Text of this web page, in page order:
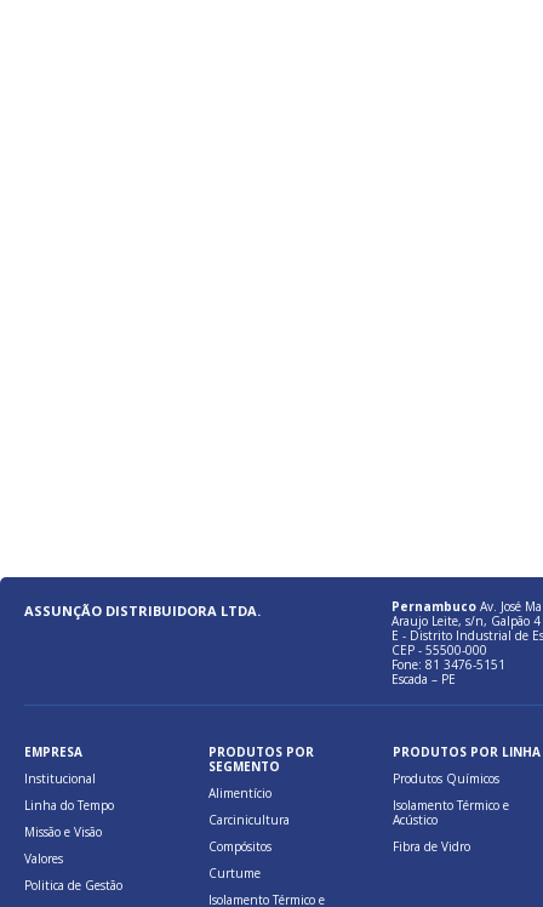
ASSUNÇÃO DISTRIBUIDORA LTDA. Pernambuco Av. José
Araujo Leite, s/n, Galpão 4
E - Distrito Industrial de
CEP - 55500-000
Fone: 81 3476-5151
Escada – PE
EMPRESA
Institucional
Linha do Tempo
Missão e Visão
Valores
Politica de Gestão
PRODUTOS POR
SEGMENTO
Alimentício
Carcinicultura
Compósitos
Curtume
Isolamento Térmico e
PRODUTOS POR LINHA
Produtos Químicos
Isolamento Térmico e
Acústico
Fibra de Vidro